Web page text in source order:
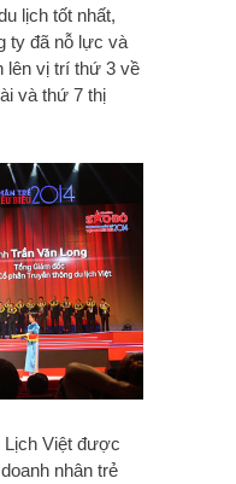
lịch tốt nhất,
ty đã nỗ lực và
lên vị trí thứ 3 về
và thứ 7 thị
Lịch Việt được
nhân trẻ